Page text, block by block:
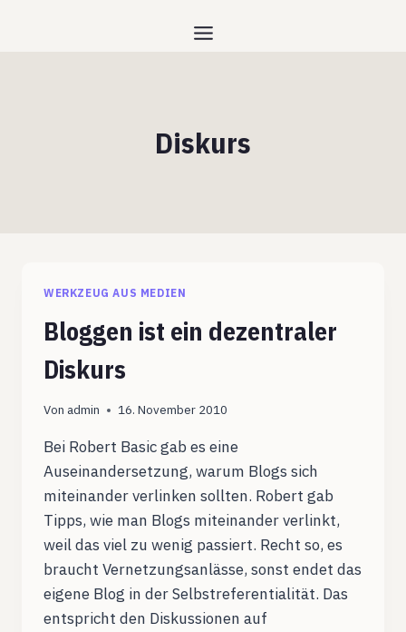
Diskurs
WERKZEUG AUS MEDIEN
Bloggen ist ein dezentraler
Diskurs
Von admin 16. November 2010
Bei Robert Basic gab es eine
Auseinandersetzung, warum Blogs sich
miteinander verlinken sollten. Robert gab
Tipps, wie man Blogs miteinander verlinkt,
weil das viel zu wenig passiert. Recht so, es
braucht Vernetzungsanlässe, sonst endet das
eigene Blog in der Selbstreferentialität. Das
entspricht den Diskussionen auf